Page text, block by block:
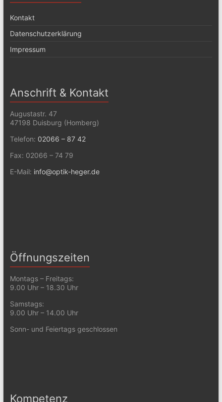
Kontakt
Datenschutzerklärung
Impressum
Anschrift & Kontakt
Augustastr. 47
47198 Duisburg (Homberg)
Telefon: 02066 – 87 42
Fax: 02066 – 74 79
E-Mail: info@optik-heger.de
Öffnungszeiten
Montags – Freitags:
9.00 Uhr – 18.30 Uhr
Samstags:
9.00 Uhr – 14.00 Uhr
Sonn- und Feiertags geschlossen
Kompetenz